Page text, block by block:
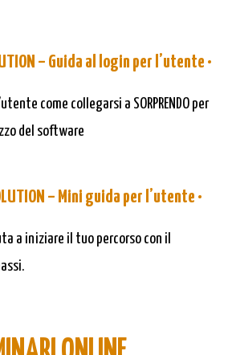
– Guida al login per l’utente •
come collegarsi a SORPRENDO per
del software
– Mini guida per l’utente •
a iniziare il tuo percorso con il